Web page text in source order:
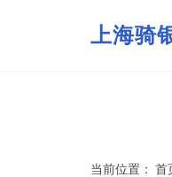
上海骑
当前位置： 首